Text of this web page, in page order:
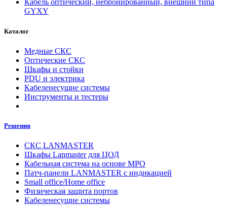
Кабель оптический, небронированный, внешний типа
GYXY
Каталог
Медные СКС
Оптические СКС
Шкафы и стойки
PDU и электрика
Кабеленесущие системы
Инструменты и тестеры
Решения
СКС LANMASTER
Шкафы Lanmaster для ЦОД
Кабельная система на основе MPO
Патч-панели LANMASTER с индикацией
Small office/Home office
Физическая защита портов
Кабеленесущие системы